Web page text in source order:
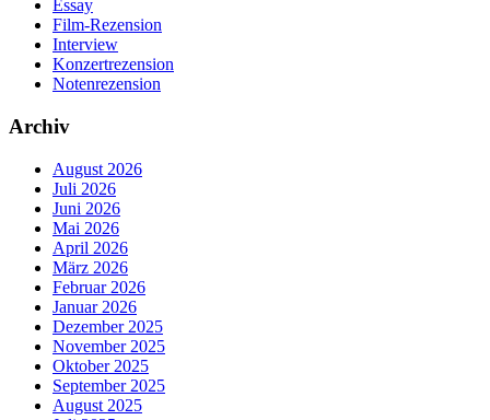
Essay
Film-Rezension
Interview
Konzertrezension
Notenrezension
Archiv
August 2026
Juli 2026
Juni 2026
Mai 2026
April 2026
März 2026
Februar 2026
Januar 2026
Dezember 2025
November 2025
Oktober 2025
September 2025
August 2025